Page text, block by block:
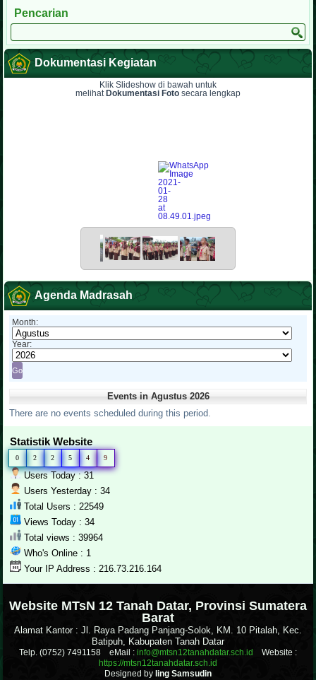
Pencarian
Dokumentasi Kegiatan
Klik Slideshow di bawah untuk
melihat Dokumentasi Foto secara lengkap
Agenda Madrasah
Month:
Year:
Events in Agustus 2026
There are no events scheduled during this period.
Statistik Website
0 2 2 5 4 9
Users Today : 31
Users Yesterday : 34
Total Users : 22549
Views Today : 34
Total views : 39964
Who's Online : 1
Your IP Address : 216.73.216.164
Website MTsN 12 Tanah Datar, Provinsi Sumatera
Barat
Alamat Kantor : Jl. Raya Padang Panjang-Solok, KM. 10 Pitalah, Kec.
Batipuh, Kabupaten Tanah Datar
Telp. (0752) 7491158 eMail : info@mtsn12tanahdatar.sch.id
Website :
https://mtsn12tanahdatar.sch.id
Designed by Iing Samsudin